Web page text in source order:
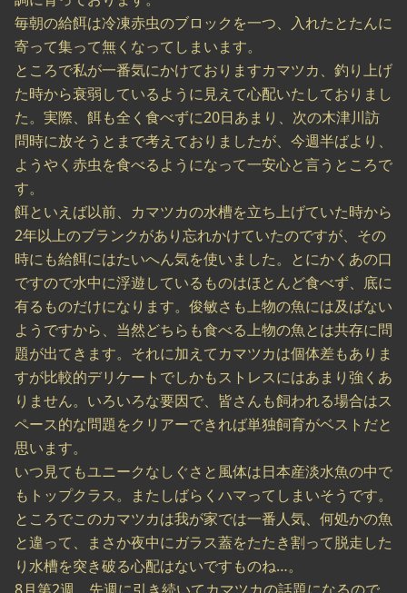
毎朝の給餌は冷凍赤虫のブロックを一つ、入れたとたんに
寄って集って無くなってしまいます。
ところで私が一番気にかけておりますカマツカ、釣り上げ
た時から衰弱しているように見えて心配いたしておりまし
た。実際、餌も全く食べずに20日あまり、次の木津川訪
問時に放そうとまで考えておりましたが、今週半ばより、
ようやく赤虫を食べるようになって一安心と言うところで
す。
餌といえば以前、カマツカの水槽を立ち上げていた時から
2年以上のブランクがあり忘れかけていたのですが、その
時にも給餌にはたいへん気を使いました。とにかくあの口
ですので水中に浮遊しているものはほとんど食べず、底に
有るものだけになります。俊敏さも上物の魚には及ばない
ようですから、当然どちらも食べる上物の魚とは共存に問
題が出てきます。それに加えてカマツカは個体差もありま
すが比較的デリケートでしかもストレスにはあまり強くあ
りません。いろいろな要因で、皆さんも飼われる場合はス
ペース的な問題をクリアーできれば単独飼育がベストだと
思います。
いつ見てもユニークなしぐさと風体は日本産淡水魚の中で
もトップクラス。またしばらくハマってしまいそうです。
ところでこのカマツカは我が家では一番人気、何処かの魚
と違って、まさか夜中にガラス蓋をたたき割って脱走した
り水槽を突き破る心配はないですものね…。